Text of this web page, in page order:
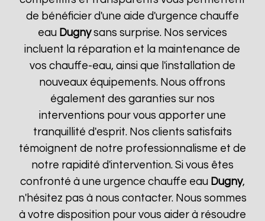
de bénéficier d'une aide d'urgence chauffe
eau Dugnysans surprise. Nos services
incluent la réparation et la maintenance de
vos chauffe-eau, ainsi que l'installation de
nouveaux équipements. Nous offrons
également des garanties sur nos
interventions pour vous apporter une
tranquillité d'esprit. Nos clients satisfaits
témoignent de notre professionnalisme et de
notre rapidité d'intervention. Si vous êtes
confronté à une urgence chauffe eau Dugny,
n'hésitez pas à nous contacter. Nous sommes
à votre disposition pour vous aider à résoudre